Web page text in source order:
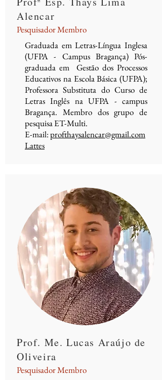
Alencar
Pesquisador Membro
Graduada em Letras-Língua Inglesa
(UFPA - Campus Bragança) Pós-
graduada em Gestão dos Processos
Educativos na Escola Básica (UFPA);
Professora Substituta do Curso de
Letras Inglês na UFPA - campus
Bragança. Membro dos grupo de
pesquisa ET-Multi.
E-mail:profthaysalencar@gmail.com
Lattes
Prof. Me. Lucas Araújo de
Oliveira
Pesquisador Membro